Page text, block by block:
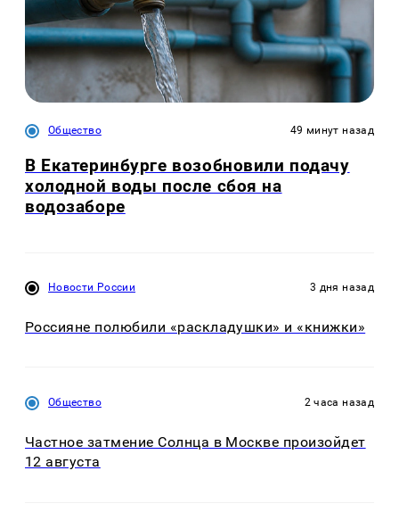
Общество 49 минут назад
В Екатеринбурге возобновили подачу
холодной воды после сбоя на
водозаборе
Новости России 3 дня назад
Россияне полюбили «раскладушки» и «книжки»
Общество 2 часа назад
Частное затмение Солнца в Москве произойдет
12 августа